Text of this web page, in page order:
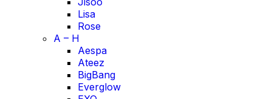
Lisa
Rose
A – H
Aespa
Ateez
BigBang
Everglow